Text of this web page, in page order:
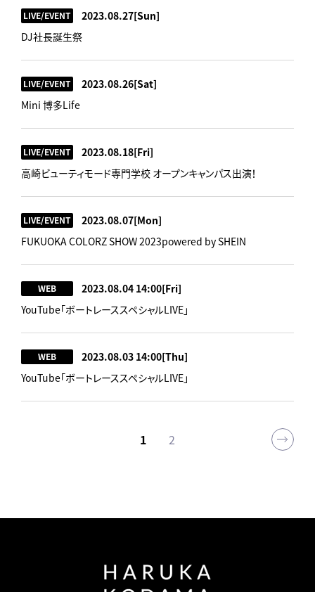
LIVE/EVENT 2023.08.27[Sun]
DJ社長誕生祭
LIVE/EVENT 2023.08.26[Sat]
Mini 博多Life
LIVE/EVENT 2023.08.18[Fri]
高崎ビューティモード専門学校 オープンキャンパス出演！
LIVE/EVENT 2023.08.07[Mon]
FUKUOKA COLORZ SHOW 2023powered by SHEIN
WEB 2023.08.04 14:00[Fri]
YouTube「ボートレーススペシャルLIVE」
WEB 2023.08.03 14:00[Thu]
YouTube「ボートレーススペシャルLIVE」
1 2